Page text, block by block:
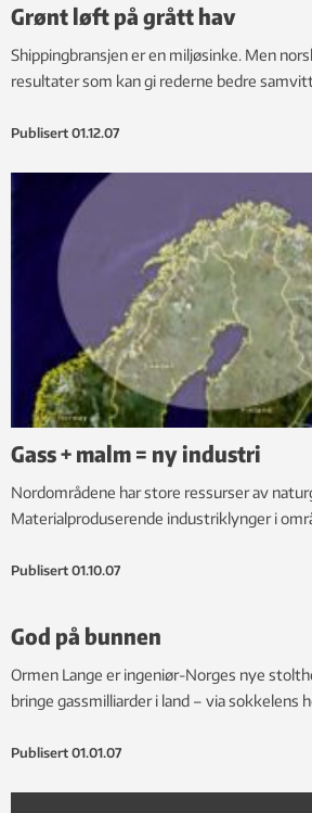
Grønt løft på grått hav
Shippingbransjen er en miljøsinke. Men
resultater som kan gi rederne bedre
Publisert 01.12.07
Gass + malm = ny industri
Nordområdene har store ressurser av
Materialproduserende industriklynger i
Publisert 01.10.07
God på bunnen
Ormen Lange er ingeniør-Norges nye
bringe gassmilliarder i land – via sokkelens
Publisert 01.01.07